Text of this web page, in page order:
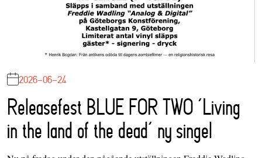
2026-06-24
Releasefest BLUE FOR TWO ‘Living
in the land of the dead’ ny singel